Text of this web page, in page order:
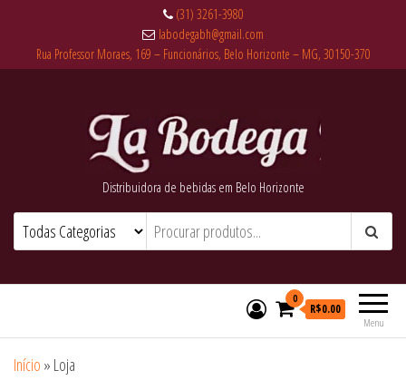
(31) 3261-3980
labodegabh@gmail.com
Rua Professor Moraes, 169 – Funcionários, Belo Horizonte – MG, 30150-370
Distribuidora de bebidas em Belo Horizonte
Menu
0
R$0.00
Início » Loja